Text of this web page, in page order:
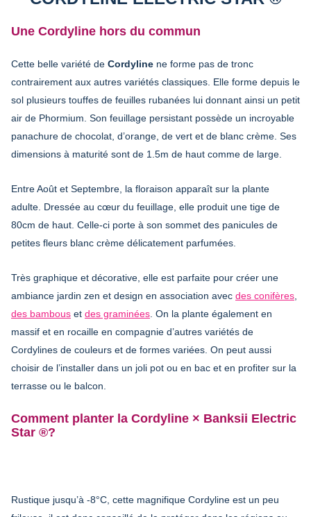
Une Cordyline hors du commun
Cette belle variété de Cordyline ne forme pas de tronc
contrairement aux autres variétés classiques. Elle forme depuis le
sol plusieurs touffes de feuilles rubanées lui donnant ainsi un petit
air de Phormium. Son feuillage persistant possède un incroyable
panachure de chocolat, d’orange, de vert et de blanc crème. Ses
dimensions à maturité sont de 1.5m de haut comme de large.
Entre Août et Septembre, la floraison apparaît sur la plante
adulte. Dressée au cœur du feuillage, elle produit une tige de
80cm de haut. Celle-ci porte à son sommet des panicules de
petites fleurs blanc crème délicatement parfumées.
Très graphique et décorative, elle est parfaite pour créer une
ambiance jardin zen et design en association avec des conifères
des bambous et des graminées . On la plante également en
massif et en rocaille en compagnie d’autres variétés de
Cordylines de couleurs et de formes variées. On peut aussi
choisir de l’installer dans un joli pot ou en bac et en profiter sur la
terrasse ou le balcon.
Comment planter la Cordyline × Banksii Electric
Star ®?
Rustique jusqu’à -8°C, cette magnifique Cordyline est un peu